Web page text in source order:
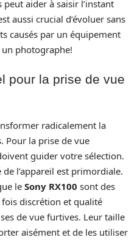
aider à saisir l’instant
aussi crucial d’évoluer sans
causés par un équipement
photographe!
pour la prise de vue
radicalement la
Pour la prise de vue
guider votre sélection.
l’appareil est primordiale.
le Sony RX100 sont des
discrétion et qualité
de vue furtives. Leur taille
aisément et de les utiliser